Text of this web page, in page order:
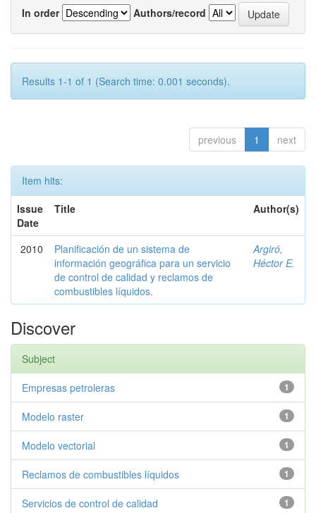
In order
Authors/record
Results 1-1 of 1 (Search time: 0.001 seconds).
previous 1 next
Item hits:
Issue
Date
Title Author(s)
2010
Planificación de un sistema de
información geográfica para un servicio
de control de calidad y reclamos de
combustibles líquidos.
Argiró,
Héctor E.
Discover
Subject
1
Empresas petroleras
1
Modelo raster
1
Modelo vectorial
1
Reclamos de combustibles líquidos
1
Servicios de control de calidad